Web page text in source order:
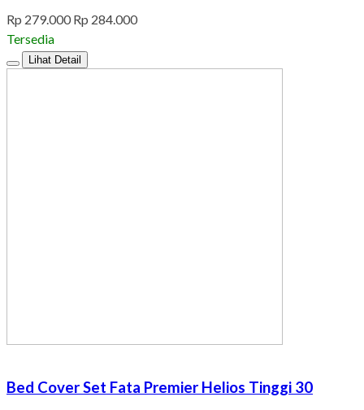
Rp 279.000 Rp 284.000
Tersedia
Lihat Detail
Bed Cover Set Fata Premier Helios Tinggi 30